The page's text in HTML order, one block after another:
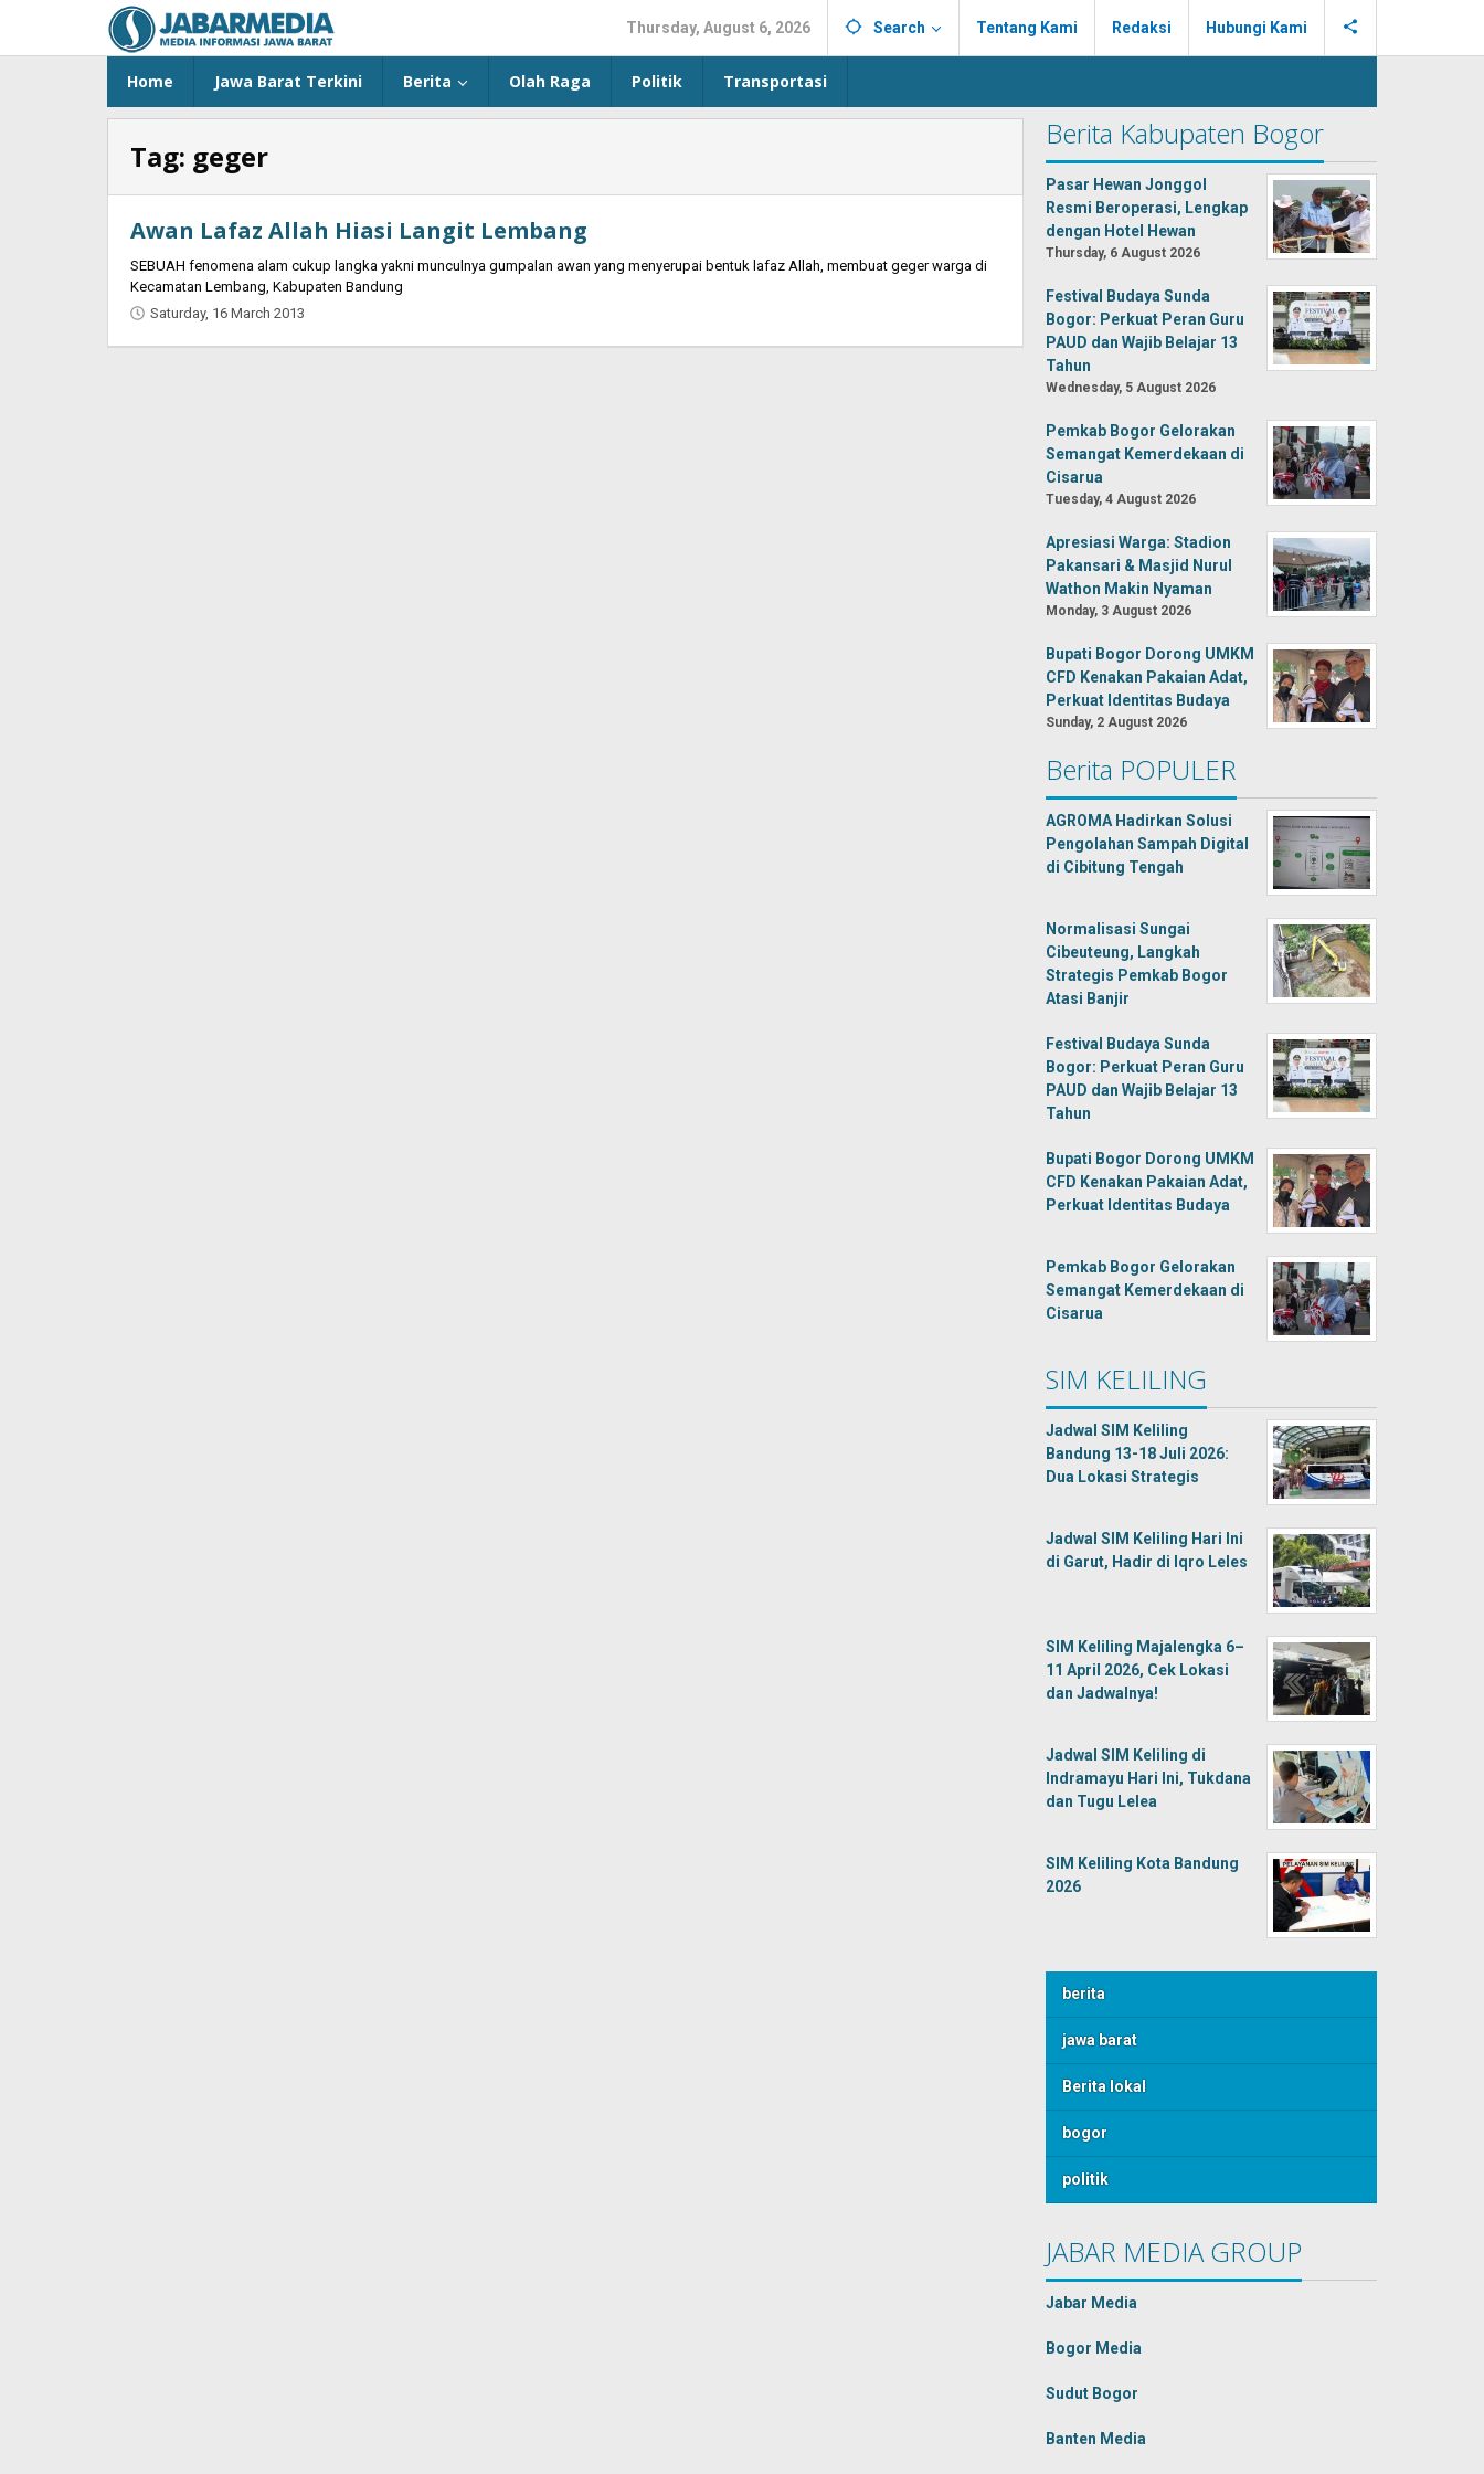
content
Thursday, August 6, 2026 Search Tentang Kami Redaksi Hubungi Kami
Home Jawa Barat Terkini Berita Olah Raga Politik Transportasi
Tag: geger
Awan Lafaz Allah Hiasi Langit Lembang
SEBUAH fenomena alam cukup langka yakni munculnya gumpalan awan yang menyerupai bentuk lafaz Allah, membuat geger warga di
Kecamatan Lembang, Kabupaten Bandung
Saturday, 16 March 2013
Berita Kabupaten Bogor
Pasar Hewan Jonggol
Resmi Beroperasi, Lengkap
dengan Hotel Hewan
Thursday, 6 August 2026
Festival Budaya Sunda
Bogor: Perkuat Peran Guru
PAUD dan Wajib Belajar 13
Tahun
Wednesday, 5 August 2026
Pemkab Bogor Gelorakan
Semangat Kemerdekaan di
Cisarua
Tuesday, 4 August 2026
Apresiasi Warga: Stadion
Pakansari & Masjid Nurul
Wathon Makin Nyaman
Monday, 3 August 2026
Bupati Bogor Dorong UMKM
CFD Kenakan Pakaian Adat,
Perkuat Identitas Budaya
Sunday, 2 August 2026
Berita POPULER
AGROMA Hadirkan Solusi
Pengolahan Sampah Digital
di Cibitung Tengah
Normalisasi Sungai
Cibeuteung, Langkah
Strategis Pemkab Bogor
Atasi Banjir
Festival Budaya Sunda
Bogor: Perkuat Peran Guru
PAUD dan Wajib Belajar 13
Tahun
Bupati Bogor Dorong UMKM
CFD Kenakan Pakaian Adat,
Perkuat Identitas Budaya
Pemkab Bogor Gelorakan
Semangat Kemerdekaan di
Cisarua
SIM KELILING
Jadwal SIM Keliling
Bandung 13-18 Juli 2026:
Dua Lokasi Strategis
Jadwal SIM Keliling Hari Ini
di Garut, Hadir di Iqro Leles
SIM Keliling Majalengka 6–
11 April 2026, Cek Lokasi
dan Jadwalnya!
Jadwal SIM Keliling di
Indramayu Hari Ini, Tukdana
dan Tugu Lelea
SIM Keliling Kota Bandung
2026
berita
jawa barat
Berita lokal
bogor
politik
JABAR MEDIA GROUP
Jabar Media
Bogor Media
Sudut Bogor
Banten Media